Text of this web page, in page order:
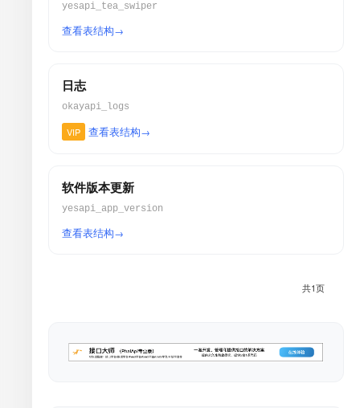
yesapi_tea_swiper
查看表结构
日志
okayapi_logs
VIP 查看表结构
软件版本更新
yesapi_app_version
查看表结构
共1页